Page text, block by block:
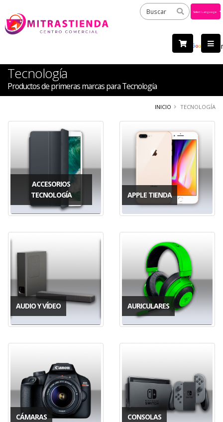
by
Tecnología
Productos de primeras marcas para Tecnología
INICIO TECNOLOGÍA
ACCESORIOS
TECNOLOGÍA
APPLE TIENDA
AUDIO Y VÍDEO AURICULARES
CÁMARAS CONSOLAS